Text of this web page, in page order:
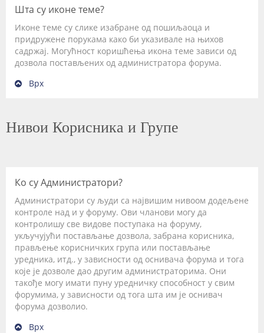
Шта су иконе теме?
Иконе теме су слике изабране од пошиљаоца и
придружене порукама како би указивале на њихов
садржај. Могућност коришћења икона теме зависи од
дозвола постављених од администратора форума.
Врх
Нивои Корисника и Групе
Ко су Администратори?
Администратори су људи са највишим нивоом додељене
контроле над и у форуму. Ови чланови могу да
контролишу све видове поступака на форуму,
укључујући постављање дозвола, забрана корисника,
прављење корисничких група или постављање
уредника, итд., у зависности од оснивача форума и тога
које је дозволе дао другим администраторима. Они
такође могу имати пуну уредничку способност у свим
форумима, у зависности од тога шта им је оснивач
форума дозволио.
Врх